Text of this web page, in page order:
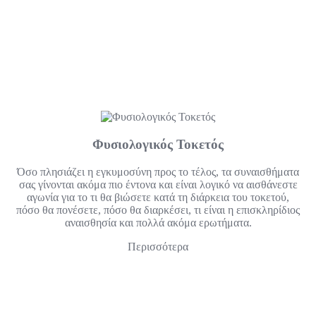
Φυσιολογικός Τοκετός
Όσο πλησιάζει η εγκυμοσύνη προς το τέλος, τα συναισθήματα
σας γίνονται ακόμα πιο έντονα και είναι λογικό να αισθάνεστε
αγωνία για το τι θα βιώσετε κατά τη διάρκεια του τοκετού,
πόσο θα πονέσετε, πόσο θα διαρκέσει, τι είναι η επισκληρίδιος
αναισθησία και πολλά ακόμα ερωτήματα.
Περισσότερα